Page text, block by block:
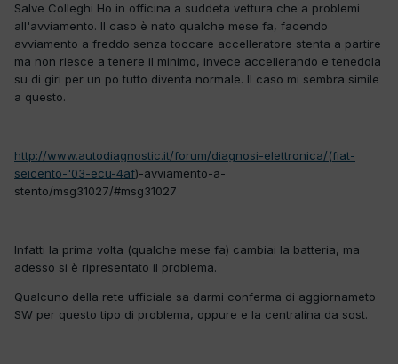
Salve Colleghi Ho in officina a suddeta vettura che a problemi
all'avviamento. Il caso è nato qualche mese fa, facendo
avviamento a freddo senza toccare accelleratore stenta a partire
ma non riesce a tenere il minimo, invece accellerando e tenedola
su di giri per un po tutto diventa normale. Il caso mi sembra simile
a questo.
http://www.autodiagnostic.it/forum/diagnosi-elettronica/(fiat-
seicento-'03-ecu-4af)-avviamento-a-
stento/msg31027/#msg31027
Infatti la prima volta (qualche mese fa) cambiai la batteria, ma
adesso si è ripresentato il problema.
Qualcuno della rete ufficiale sa darmi conferma di aggiornameto
SW per questo tipo di problema, oppure e la centralina da sost.